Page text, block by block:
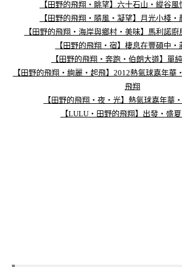
【田野的飛翔‧眺望】六十石山‧縱谷
【田野的飛翔‧隨風‧凝望】月光小棧
【田野的飛翔‧海岸與鄉村‧美味】馬利諾
【田野的飛翔‧宿】棲息在豐碩中‧
【田野的飛翔‧奔跑‧伯朗大道】單
【田野的飛翔‧絢麗‧起飛】2012熱氣球嘉年
飛翔
【田野的飛翔‧夜‧光】熱氣球嘉年華
【LULU‧田野的飛翔】出發‧盛